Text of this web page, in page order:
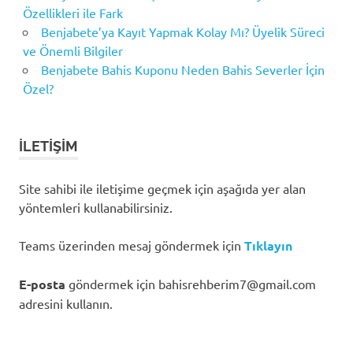
Özellikleri ile Fark
Benjabete’ya Kayıt Yapmak Kolay Mı? Üyelik Süreci
ve Önemli Bilgiler
Benjabete Bahis Kuponu Neden Bahis Severler İçin
Özel?
İLETIŞIM
Site sahibi ile iletişime geçmek için aşağıda yer alan
yöntemleri kullanabilirsiniz.
Teams üzerinden mesaj göndermek için Tıklayın
E-posta göndermek için bahisrehberim7@gmail.com
adresini kullanın.